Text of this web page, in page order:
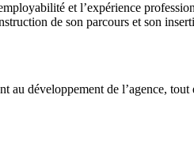
et l’expérience
de son parcours et son
développement de l’agence,